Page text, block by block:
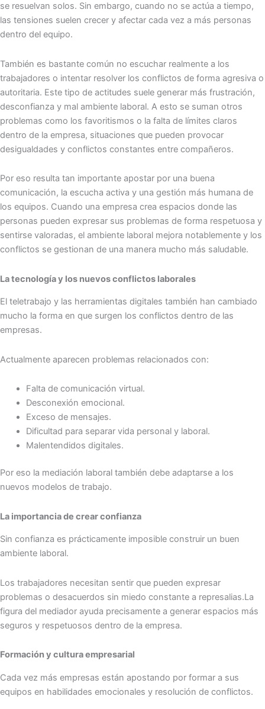
se resuelvan solos. Sin embargo, cuando no se actúa a tiempo,
las tensiones suelen crecer y afectar cada vez a más personas
dentro del equipo.
También es bastante común no escuchar realmente a los
trabajadores o intentar resolver los conflictos de forma agresiva o
autoritaria. Este tipo de actitudes suele generar más frustración,
desconfianza y mal ambiente laboral. A esto se suman otros
problemas como los favoritismos o la falta de límites claros
dentro de la empresa, situaciones que pueden provocar
desigualdades y conflictos constantes entre compañeros.
Por eso resulta tan importante apostar por una buena
comunicación, la escucha activa y una gestión más humana de
los equipos. Cuando una empresa crea espacios donde las
personas pueden expresar sus problemas de forma respetuosa y
sentirse valoradas, el ambiente laboral mejora notablemente y los
conflictos se gestionan de una manera mucho más saludable.
La tecnología y los nuevos conflictos laborales
El teletrabajo y las herramientas digitales también han cambiado
mucho la forma en que surgen los conflictos dentro de las
empresas.
Actualmente aparecen problemas relacionados con:
Falta de comunicación virtual.
Desconexión emocional.
Exceso de mensajes.
Dificultad para separar vida personal y laboral.
Malentendidos digitales.
Por eso la mediación laboral también debe adaptarse a los
nuevos modelos de trabajo.
La importancia de crear confianza
Sin confianza es prácticamente imposible construir un buen
ambiente laboral.
Los trabajadores necesitan sentir que pueden expresar
problemas o desacuerdos sin miedo constante a represalias.La
figura del mediador ayuda precisamente a generar espacios más
seguros y respetuosos dentro de la empresa.
Formación y cultura empresarial
Cada vez más empresas están apostando por formar a sus
equipos en habilidades emocionales y resolución de conflictos.